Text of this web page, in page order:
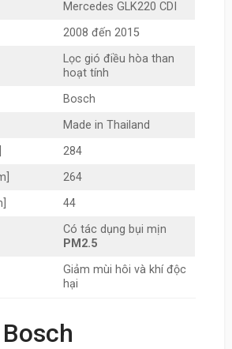
Mercedes GLK220 CDI
2008 đến 2015
Lọc gió điều hòa than
hoạt tính
Bosch
Made in Thailand
284
264
44
Có tác dụng bụi mịn
PM2.5
Giảm mùi hôi và khí độc
hại